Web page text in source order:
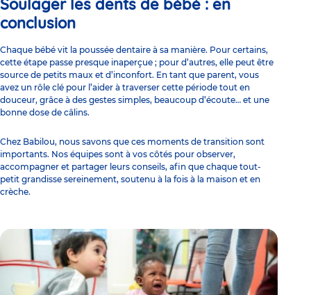
Soulager les dents de bébé : en
conclusion
Chaque bébé vit la poussée dentaire à sa manière. Pour certains,
cette étape passe presque inaperçue ; pour d’autres, elle peut être
source de petits maux et d’inconfort. En tant que parent, vous
avez un rôle clé pour l’aider à traverser cette période tout en
douceur, grâce à des gestes simples, beaucoup d’écoute… et une
bonne dose de câlins.
Chez Babilou, nous savons que ces moments de transition sont
importants. Nos équipes sont à vos côtés pour observer,
accompagner et partager leurs conseils, afin que chaque tout-
petit grandisse sereinement, soutenu à la fois à la maison et en
crèche.